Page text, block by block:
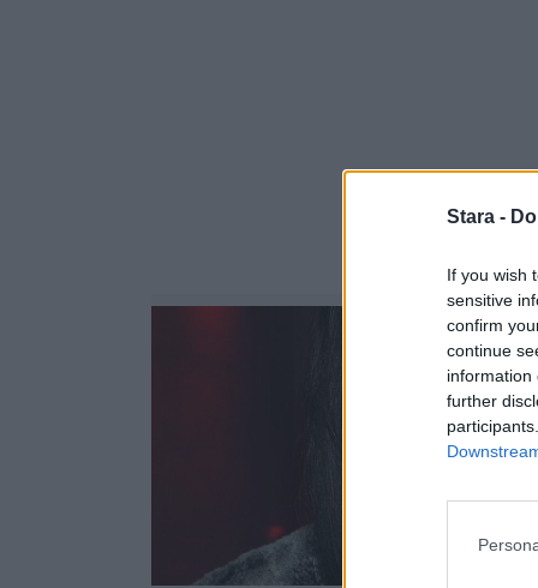
Stara -
If you wish
sensitive
confirm
continue
information
further